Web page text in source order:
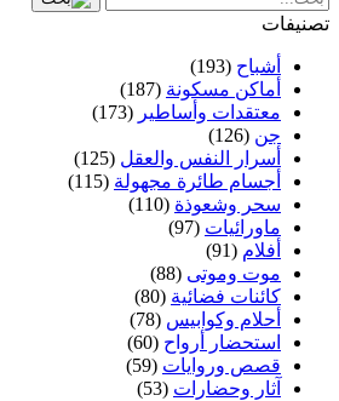
تصنيفات
أشباح (193)
أماكن مسكونة (187)
معتقدات وأساطير (173)
جن (126)
أسرار النفس والعقل (125)
أجسام طائرة مجهولة (115)
سحر وشعوذة (110)
ماورائيات (97)
أفلام (91)
موت وموتى (88)
كائنات فضائية (80)
أحلام وكوابيس (78)
استحضار أرواح (60)
قصص وروايات (59)
آثار وحضارات (53)